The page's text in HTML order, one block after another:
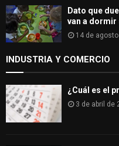
Dato que
van a dormir
14 de
INDUSTRIA Y COMERCIO
¿Cuál es el
3 de abril de